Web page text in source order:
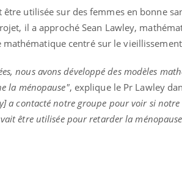
utilisée sur des femmes en bonne
il a approché Sean Lawley,
centré sur le
nous avons développé des modèles
la ménopause", explique le Pr Lawley
]a contacté notre groupe pour voir si
être utilisée pour retarder la